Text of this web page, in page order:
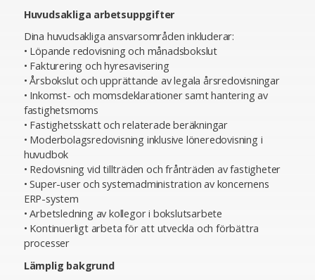
Huvudsakliga arbetsuppgifter
Dina huvudsakliga ansvarsområden inkluderar:
• Löpande redovisning och månadsbokslut
• Fakturering och hyresavisering
• Årsbokslut och upprättande av legala årsredovisningar
• Inkomst- och momsdeklarationer samt hantering av
fastighetsmoms
• Fastighetsskatt och relaterade beräkningar
• Moderbolagsredovisning inklusive löneredovisning i
huvudbok
• Redovisning vid tillträden och frånträden av fastigheter
• Super-user och systemadministration av koncernens
ERP-system
• Arbetsledning av kollegor i bokslutsarbete
• Kontinuerligt arbeta för att utveckla och förbättra
processer
Lämplig bakgrund